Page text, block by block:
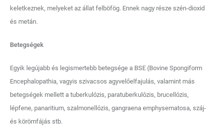
keletkeznek, melyeket az állat felböfög. Ennek nagy része szén-dioxid
és metán.
Betegségek
Egyik legújabb és legismertebb betegsége a BSE (Bovine Spongiform
Encephalopathia, vagyis szivacsos agyvelőelfajulás, valamint más
betegségek mellett a tuberkulózis, paratuberkulózis, brucellózis,
lépfene, panaritium, szalmonellózis, gangraena emphysematosa, száj-
és körömfájás stb.